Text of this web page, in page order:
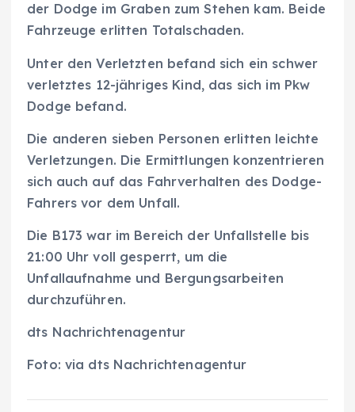
der Dodge im Graben zum Stehen kam. Beide
Fahrzeuge erlitten Totalschaden.
Unter den Verletzten befand sich ein schwer
verletztes 12-jähriges Kind, das sich im Pkw
Dodge befand.
Die anderen sieben Personen erlitten leichte
Verletzungen. Die Ermittlungen konzentrieren
sich auch auf das Fahrverhalten des Dodge-
Fahrers vor dem Unfall.
Die B173 war im Bereich der Unfallstelle bis
21:00 Uhr voll gesperrt, um die
Unfallaufnahme und Bergungsarbeiten
durchzuführen.
dts Nachrichtenagentur
Foto: via dts Nachrichtenagentur